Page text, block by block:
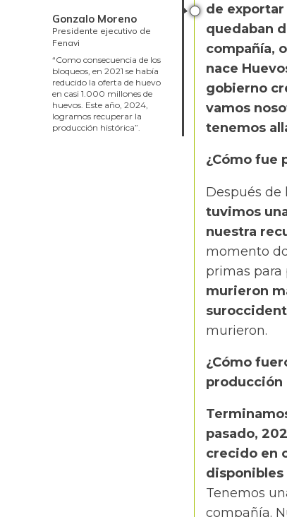
Gonzalo Moreno
Presidente ejecutivo de
Fenavi
“Como consecuencia de los
bloqueos, en 2021 se había
reducido la oferta de huevo
en casi 1.000 millones de
huevos. Este año, 2024,
logramos recuperar la
producción histórica”.
de
quedaban
compañía,
nace
gobierno
vamos
tenemos
¿Cómo fue
Después de
tuvimos
nuestra
momento
primas para
murieron
murieron.
¿Cómo
producción
pasado,
crecido en
disponibles
Tenemos
compañía.